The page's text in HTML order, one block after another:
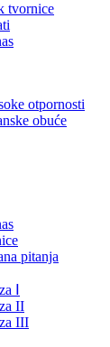
tvornice
otpornosti
obuće
pitanja
Ⅰ
II
III